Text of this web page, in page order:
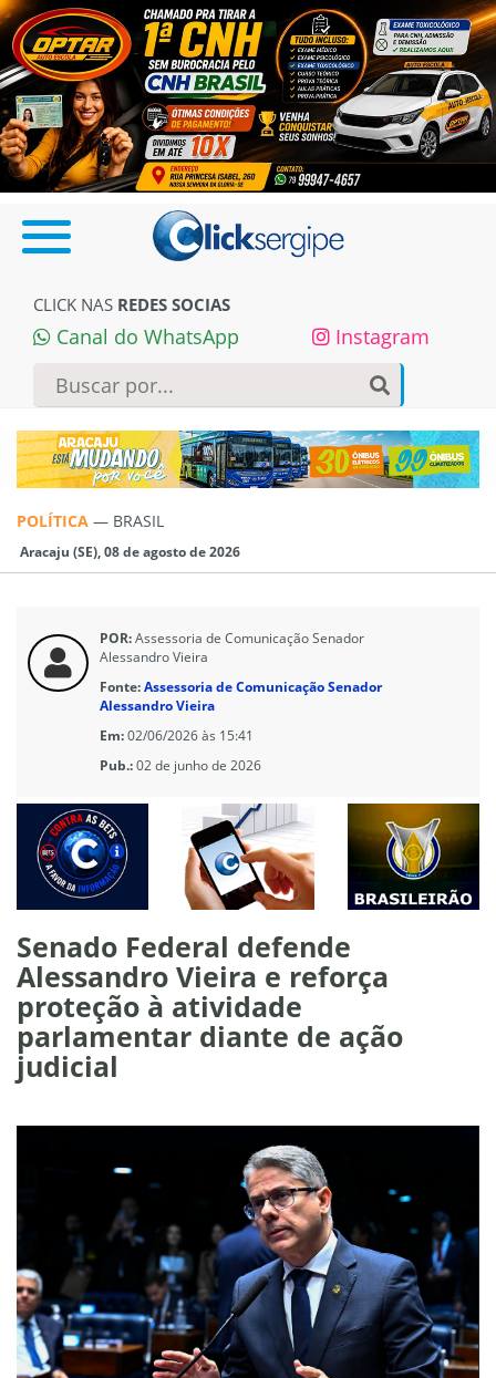
CLICK NAS REDES SOCIAS
Canal do WhatsApp Instagram
POLÍTICA — BRASIL
Aracaju (SE), 08 de agosto de 2026
POR:Assessoria de Comunicação Senador
Alessandro Vieira
Fonte:Assessoria de Comunicação Senador
Alessandro Vieira
Em:02/06/2026 às 15:41
Pub.:02 de junho de 2026
Senado Federal defende
Alessandro Vieira e reforça
proteção à atividade
parlamentar diante de ação
judicial